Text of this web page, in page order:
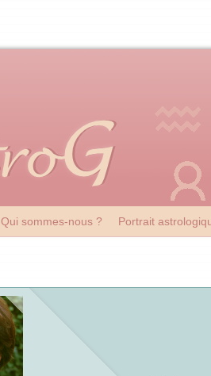
Qui sommes-nous ? Portrait